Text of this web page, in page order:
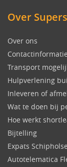
Over
Over ons
Contactinformatie
Transport
Hulpverlening
Inleveren of
Wat te doen bij
Hoe werkt
Bijtelling
Expats
Autotelematica